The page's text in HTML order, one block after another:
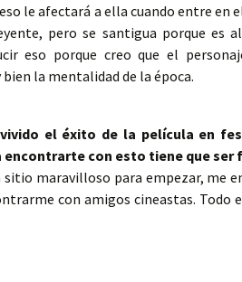
le afectará a ella cuando entre en
pero se santigua porque es
eso porque creo que el
la mentalidad de la época.
vivido el éxito de la película en
encontrarte con esto tiene que ser
sitio maravilloso para empezar, me
con amigos cineastas.